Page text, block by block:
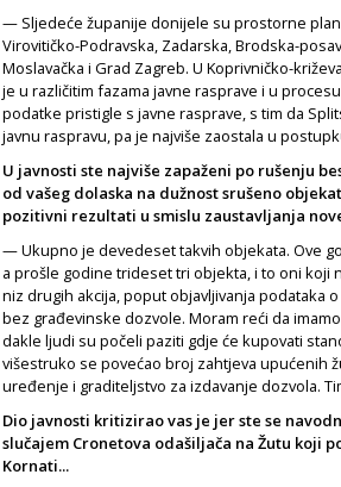
— Sljedeće županije donijele su prostorne
Virovitičko-Podravska, Zadarska, Brodska-
Moslavačka i Grad Zagreb. U Koprivničko-
je u različitim fazama javne rasprave i u
podatke pristigle s javne rasprave, s tim da
javnu raspravu, pa je najviše zaostala u
U javnosti ste najviše zapaženi po rušenju
od vašeg dolaska na dužnost srušeno
pozitivni rezultati u smislu zaustavljanja
— Ukupno je devedeset takvih objekata. Ove
a prošle godine trideset tri objekta, i to oni
niz drugih akcija, poput objavljivanja podataka
bez građevinske dozvole. Moram reći da
dakle ljudi su počeli paziti gdje će kupovati
višestruko se povećao broj zahtjeva upućenih
uređenje i graditeljstvo za izdavanje dozvola.
Dio javnosti kritizirao vas je jer ste se
slučajem Cronetova odašiljača na Žutu koji
Kornati...